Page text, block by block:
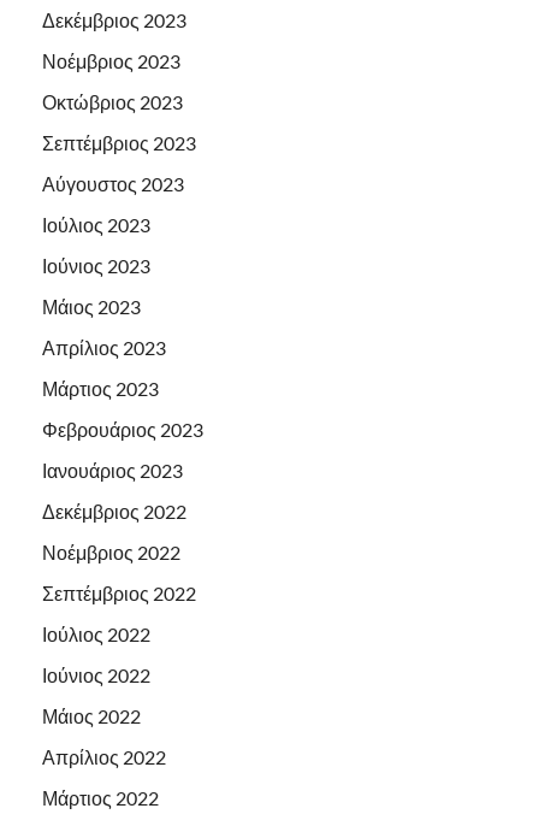
Δεκέμβριος 2023
Νοέμβριος 2023
Οκτώβριος 2023
Σεπτέμβριος 2023
Αύγουστος 2023
Ιούλιος 2023
Ιούνιος 2023
Μάιος 2023
Απρίλιος 2023
Μάρτιος 2023
Φεβρουάριος 2023
Ιανουάριος 2023
Δεκέμβριος 2022
Νοέμβριος 2022
Σεπτέμβριος 2022
Ιούλιος 2022
Ιούνιος 2022
Μάιος 2022
Απρίλιος 2022
Μάρτιος 2022